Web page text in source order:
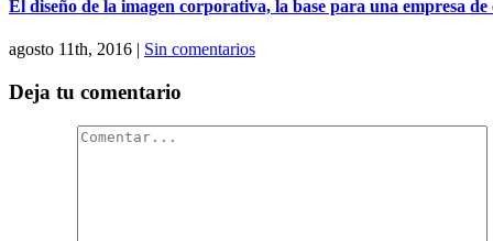
El diseño de la imagen corporativa, la base para una empresa de
agosto 11th, 2016 | Sin comentarios
Deja tu comentario